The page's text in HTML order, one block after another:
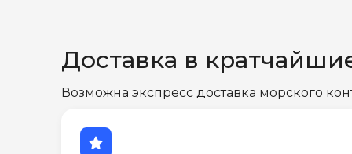
Доставка в
Возможна экспресс доставка морского
star